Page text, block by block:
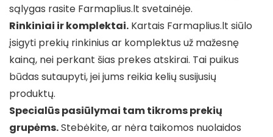
sąlygas rasite Farmaplius.lt svetainėje.
Rinkiniai ir komplektai. Kartais Farmaplius.lt siūlo
įsigyti prekių rinkinius ar komplektus už mažesnę
kainą, nei perkant šias prekes atskirai. Tai puikus
būdas sutaupyti, jei jums reikia kelių susijusių
produktų.
Specialūs pasiūlymai tam tikroms prekių
grupėms.Stebėkite, ar nėra taikomos nuolaidos